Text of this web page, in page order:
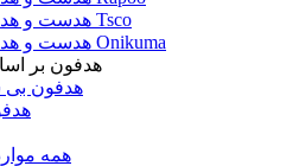
هدست و هدفون Tsco
هدست و هدفون Onikuma
هدفون بر
هدفون بی
همه